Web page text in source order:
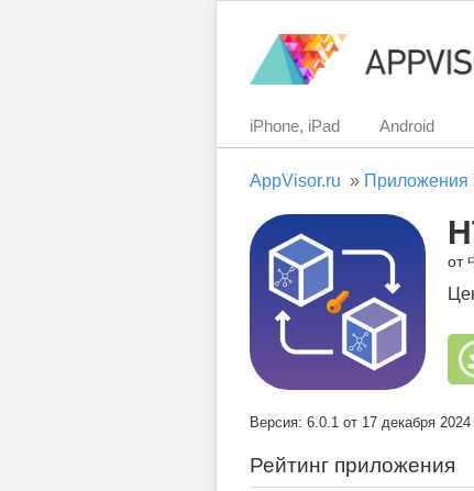
iPhone, iPad Android
AppVisor.ru » Приложения
от
Версия: 6.0.1 от 17 декабря 2024
Рейтинг приложения